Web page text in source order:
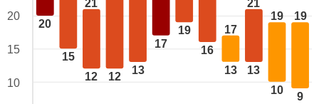
20
15
21
12 12
13
17
19
16
17
13
21
13
19
10
19
9
20
15
10